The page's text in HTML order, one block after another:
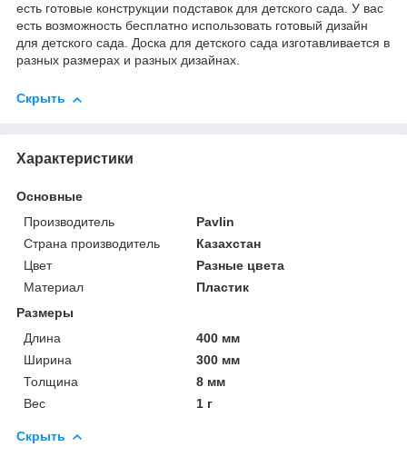
есть готовые конструкции подставок для детского сада. У вас
есть возможность бесплатно использовать готовый дизайн
для детского сада. Доска для детского сада изготавливается в
разных размерах и разных дизайнах.
Скрыть
Характеристики
Основные
Производитель
Pavlin
Страна производитель
Казахстан
Цвет
Разные цвета
Материал
Пластик
Размеры
Длина
400 мм
Ширина
300 мм
Толщина
8 мм
Вес
1 г
Скрыть